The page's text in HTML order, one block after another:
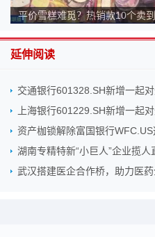
平价雪糕难觅？热销款10个卖到
延伸阅读
交通银行601328.SH新增一起
上海银行601229.SH新增一起
资产枷锁解除富国银行
湖南专精特新“小巨人”企业揽
武汉搭建医企合作桥，助力医